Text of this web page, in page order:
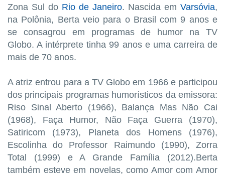
Zona Sul do Rio de Janeiro. Nascida em Varsóvia,
na Polônia, Berta veio para o Brasil com 9 anos e
se consagrou em programas de humor na TV
Globo. A intérprete tinha 99 anos e uma carreira de
mais de 70 anos.
A atriz entrou para a TV Globo em 1966 e participou
dos principais programas humorísticos da emissora:
Riso Sinal Aberto (1966), Balança Mas Não Cai
(1968), Faça Humor, Não Faça Guerra (1970),
Satiricom (1973), Planeta dos Homens (1976),
Escolinha do Professor Raimundo (1990), Zorra
Total (1999) e A Grande Família (2012).Berta
também esteve em novelas, como Amor com Amor